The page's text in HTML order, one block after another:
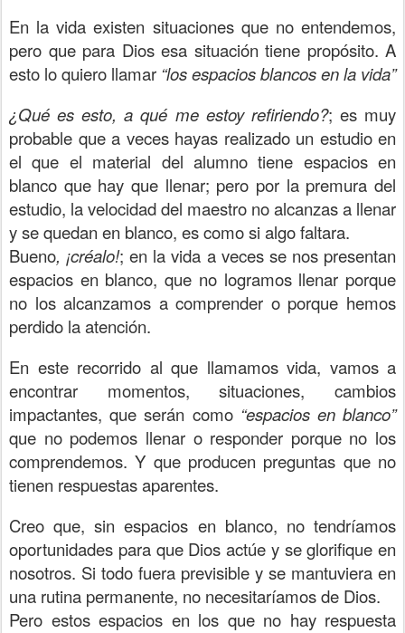
En la vida existen situaciones que no entendemos,
pero que para Dios esa situación tiene propósito. A
esto lo quiero llamar “los espacios blancos en la vida”
¿Qué es esto, a qué me estoy refiriendo?; es muy
probable que a veces hayas realizado un estudio en
el que el material del alumno tiene espacios en
blanco que hay que llenar; pero por la premura del
estudio, la velocidad del maestro no alcanzas a llenar
y se quedan en blanco, es como si algo faltara.
Bueno, ¡créalo!; en la vida a veces se nos presentan
espacios en blanco, que no logramos llenar porque
no los alcanzamos a comprender o porque hemos
perdido la atención.
En este recorrido al que llamamos vida, vamos a
encontrar momentos, situaciones, cambios
impactantes, que serán como “espacios en blanco”
que no podemos llenar o responder porque no los
comprendemos. Y que producen preguntas que no
tienen respuestas aparentes.
Creo que, sin espacios en blanco, no tendríamos
oportunidades para que Dios actúe y se glorifique en
nosotros. Si todo fuera previsible y se mantuviera en
una rutina permanente, no necesitaríamos de Dios.
Pero estos espacios en los que no hay respuesta